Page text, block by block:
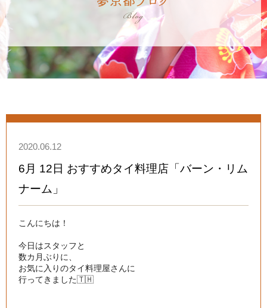
Blog
2020.06.12
6月 12日 おすすめタイ料理店「バーン・リム
ナーム」
こんにちは！
今日はスタッフと
数カ月ぶりに、
お気に入りのタイ料理屋さんに
行ってきました🇹🇭